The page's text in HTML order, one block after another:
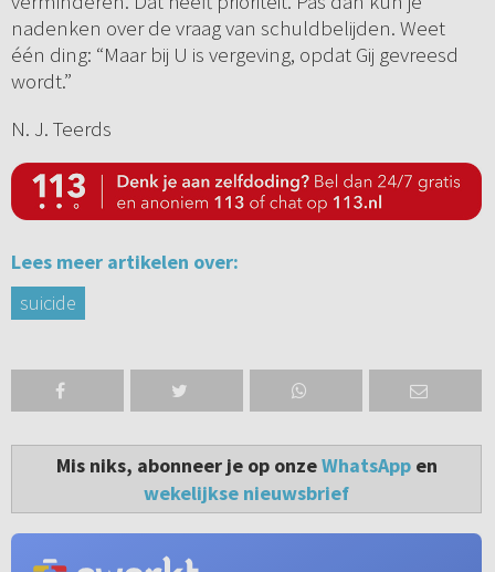
nadenken over de vraag van schuldbelijden. Weet
één ding: “Maar bij U is vergeving, opdat Gij gevreesd
wordt.”
N. J. Teerds
Lees meer artikelen over:
suicide
Mis niks, abonneer je op onzeWhatsAppen
wekelijkse nieuwsbrief